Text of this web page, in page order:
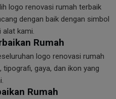
logo renovasi rumah terbaik
dengan baik dengan simbol
alat kami.
Rumah
logo renovasi rumah
tipografi, gaya, dan ikon yang
Rumah